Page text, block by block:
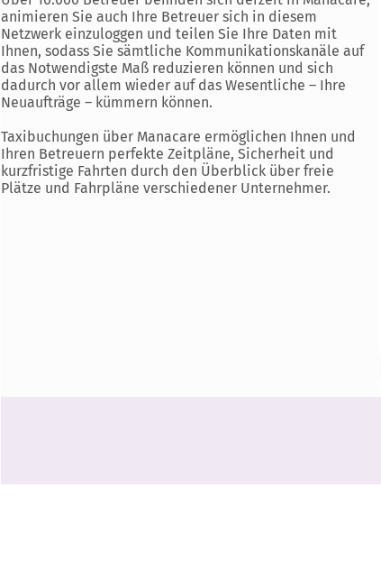
animieren Sie auch Ihre Betreuer sich in diesem
Netzwerk einzuloggen und teilen Sie Ihre Daten mit
Ihnen, sodass Sie sämtliche Kommunikationskanäle auf
das Notwendigste Maß reduzieren können und sich
dadurch vor allem wieder auf das Wesentliche – Ihre
Neuaufträge – kümmern können.
Taxibuchungen über Manacare ermöglichen Ihnen und
Ihren Betreuern perfekte Zeitpläne, Sicherheit und
kurzfristige Fahrten durch den Überblick über freie
Plätze und Fahrpläne verschiedener Unternehmer.